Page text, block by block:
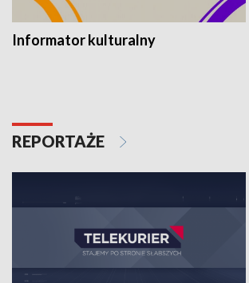
Informator kulturalny
REPORTAŻE